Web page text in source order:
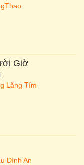
Giờ
Lăng Tím
Đình An